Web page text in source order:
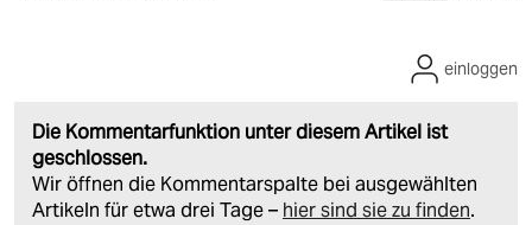
Die Kommentarfunktion unter diesem Artikel ist
geschlossen.
Wir öffnen die Kommentarspalte bei ausgewählten
Artikeln für etwa drei Tage – hier sind sie zu finden.
einloggen